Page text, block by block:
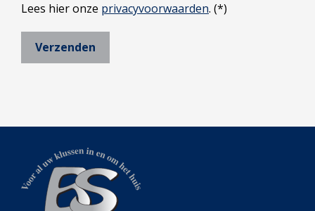
Lees hier onze privacyvoorwaarden. (*)